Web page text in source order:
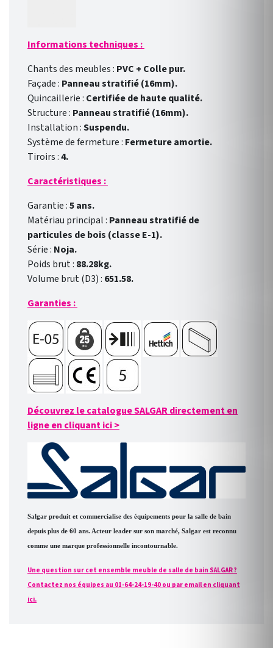
Informations techniques :
Chants des meubles : PVC + Colle pur.
Façade : Panneau stratifié (16mm).
Quincaillerie : Certifiée de haute qualité.
Structure : Panneau stratifié (16mm).
Installation :Suspendu.
Système de fermeture : Fermeture amortie.
Tiroirs :4.
Caractéristiques :
Garantie :5 ans.
Matériau principal : Panneau stratifié de
particules de bois (classe E-1).
Série : Noja.
Poids brut : 88.28kg.
Volume brut (D3) : 651.58.
Garanties :
Découvrez le catalogue SALGAR directement en
ligne en cliquant ici>
Salgar produit et commercialise des équipements pour la salle de bain
depuis plus de 60 ans. Acteur leader sur son marché, Salgar est reconnu
comme une marque professionnelle incontournable.
Une question sur cet ensemble meuble de salle de bain SALGAR ?
Contactez nos équipes au 01-64-24-19-40 ou par email en cliquant
ici.